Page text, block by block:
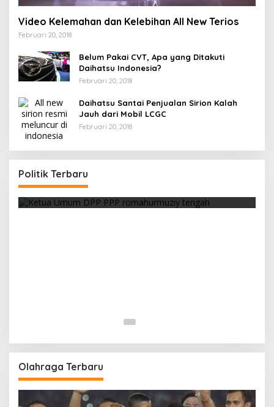
Video Kelemahan dan Kelebihan All New Terios
Februari 20, 2018
Belum Pakai CVT, Apa yang Ditakuti
Daihatsu Indonesia?
Februari 20, 2018
Daihatsu Santai Penjualan Sirion Kalah
Jauh dari Mobil LCGC
Februari 20, 2018
Politik Terbaru
Strategi PPP Menangkan Duet Ganjar dan Gus
Yasin
Olahraga Terbaru